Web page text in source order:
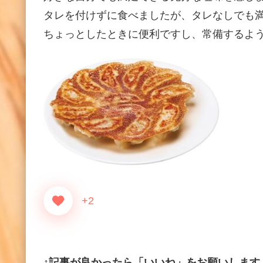
タレを付けずに食べましたが、タレなしでも
ちょっとしたときに便利ですし、常備するよ
+2